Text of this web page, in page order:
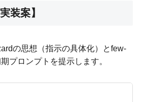
装案】
の思想（指示の具体化）とfew-
プロンプトを提示します。